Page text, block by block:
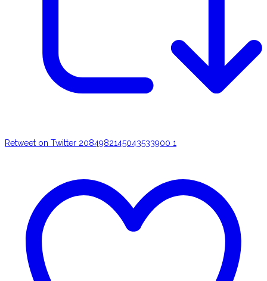
Retweet on Twitter 2084982145043533900 1